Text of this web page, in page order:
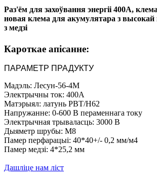
Раз'ём для захоўвання энергіі 400A,
новая клема для акумулятара з
з медзі
Кароткае апісанне:
ПАРАМЕТР ПРАДУКТУ
Мадэль: Лесун-56-4М
Электрычны ток: 400А
Матэрыял: латунь PBT/H62
Напружанне: 0-600 В пераменнага току
Электрычная трываласць: 3000 В
Дыяметр шрубы: M8
Памер перфарацыі: 40*40+/- 0,2 мм/м4
Памер медзі: 4*25,2 мм
Дашліце нам ліст